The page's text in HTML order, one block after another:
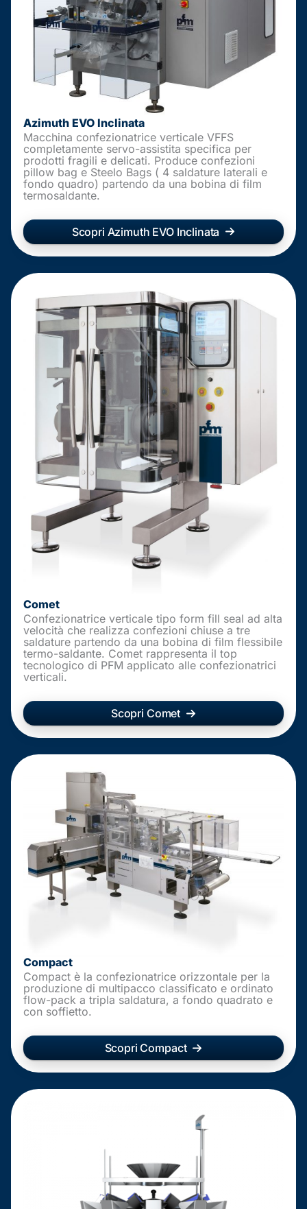
Azimuth EVO Inclinata
Macchina confezionatrice verticale VFFS
completamente servo-assistita specifica per
prodotti fragili e delicati. Produce confezioni
pillow bag e Steelo Bags ( 4 saldature laterali e
fondo quadro) partendo da una bobina di film
termosaldante.
Scopri Azimuth EVO Inclinata
Comet
Confezionatrice verticale tipo form fill seal ad alta
velocità che realizza confezioni chiuse a tre
saldature partendo da una bobina di film flessibile
termo-saldante. Comet rappresenta il top
tecnologico di PFM applicato alle confezionatrici
verticali.
Scopri Comet
Compact
Compact è la confezionatrice orizzontale per la
produzione di multipacco classificato e ordinato
flow-pack a tripla saldatura, a fondo quadrato e
con soffietto.
Scopri Compact